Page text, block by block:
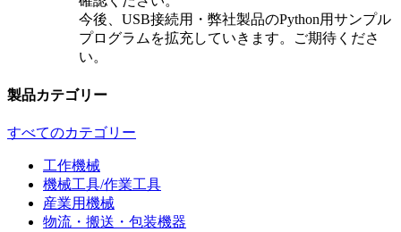
今後、USB接続用・弊社製品のPython用サンプル
プログラムを拡充していきます。ご期待くださ
い。
製品カテゴリー
すべてのカテゴリー
工作機械
機械工具/作業工具
産業用機械
物流・搬送・包装機器